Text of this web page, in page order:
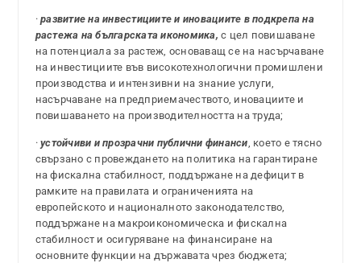
·развитие на инвестициите и иновациите в подкрепа на
растежа на българската икономика,с цел повишаване
на потенциала за растеж, основаващ се на насърчаване
на инвестициите във високотехнологични промишлени
производства и интензивни на знание услуги,
насърчаване на предприемачеството, иновациите и
повишаването на производителността на труда;
·устойчиви и прозрачни публични финанси, което е тясно
свързано с провеждането на политика на гарантиране
на фискална стабилност, поддържане на дефицит в
рамките на правилата и ограниченията на
европейското и националното законодателство,
поддържане на макроикономическа и фискална
стабилност и осигуряване на финансиране на
основните функции на държавата чрез бюджета;